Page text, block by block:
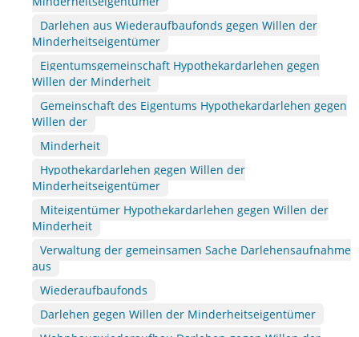
Darlehen aus Wiederaufbaufonds gegen Willen der
Minderheitseigentümer
Eigentumsgemeinschaft Hypothekardarlehen gegen
Willen der Minderheit
Gemeinschaft des Eigentums Hypothekardarlehen gegen
Willen der
Minderheit
Hypothekardarlehen gegen Willen der
Minderheitseigentümer
Miteigentümer Hypothekardarlehen gegen Willen der
Minderheit
Verwaltung der gemeinsamen Sache Darlehensaufnahme
aus
Wiederaufbaufonds
Darlehen gegen Willen der Minderheitseigentümer